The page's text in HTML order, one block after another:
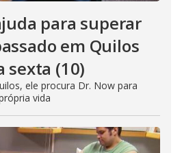
para superar
em Quilos
sexta (10)
ele procura Dr. Now para
vida